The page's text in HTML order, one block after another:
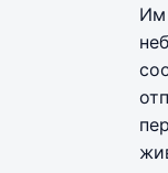
Им